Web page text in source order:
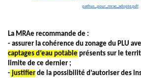
pathus_pour_mrae_adopte.pdf
La MRAe recommande de :
- assurer la cohérence du zonage du PLU
captages d’eau potable présents sur le
limite de ce dernier ;
- justifier de la possibilité d’autoriser des